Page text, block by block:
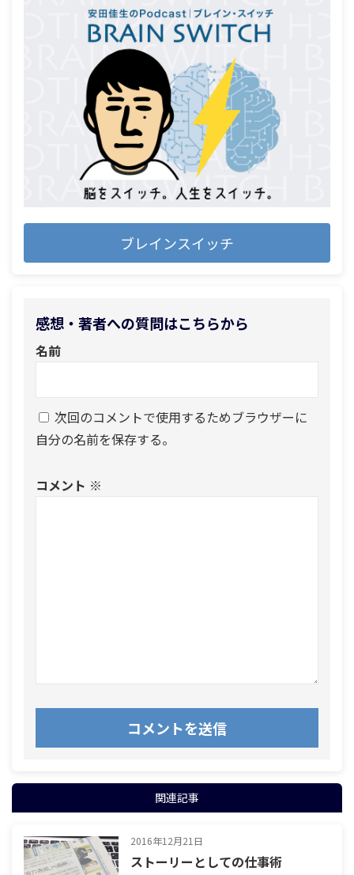
ブレインスイッチ
感想・著者への質問はこちらから
名前
次回のコメントで使用するためブラウザーに
自分の名前を保存する。
コメント ※
関連記事
2016年12月21日
ストーリーとしての仕事術